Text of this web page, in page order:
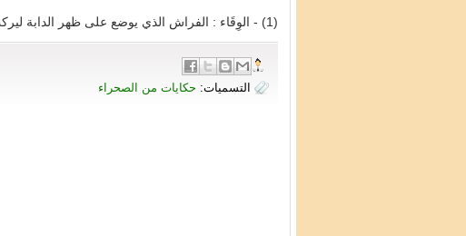
(1) - الوِقَاء : الفراش الذي يوضع على ظهر الدابة ليركب عليه .
التسميات: حكايات من الصحراء